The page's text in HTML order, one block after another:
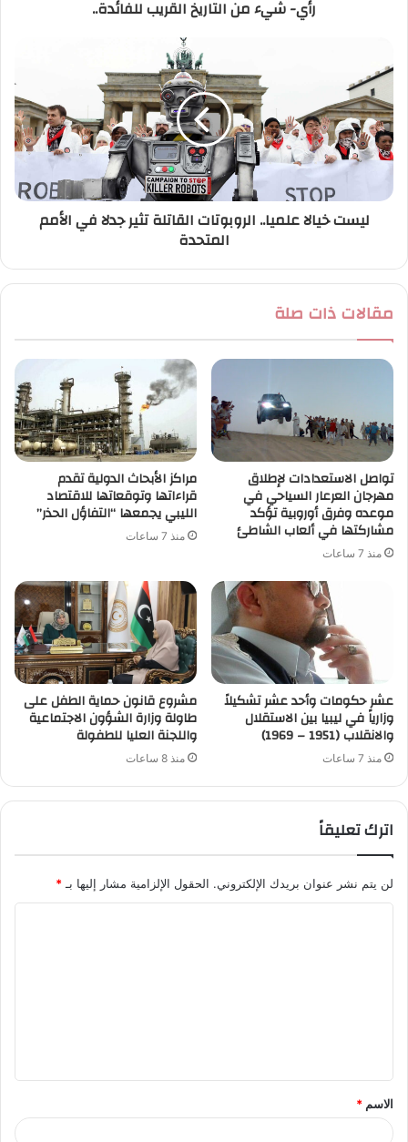
رأي- شيء من التاريخ القريب للفائدة..
ليست خيالا علميا.. الروبوتات القاتلة تثير جدلا في الأمم
المتحدة
مقالات ذات صلة
تواصل الاستعدادات لإطلاق
مهرجان العرعار السياحي في
موعده وفرق أوروبية تؤكد
مشاركتها في ألعاب الشاطئ
منذ 7 ساعات
مراكز الأبحاث الدولية تقدم
قراءاتها وتوقعاتها للاقتصاد
الليبي يجمعها “التفاؤل الحذر”
منذ 7 ساعات
عشر حكومات وأحد عشر تشكيلاً
وزارياً في ليبيا بين الاستقلال
والانقلاب (1951 – 1969)
منذ 7 ساعات
مشروع قانون حماية الطفل على
طاولة وزارة الشؤون الاجتماعية
واللجنة العليا للطفولة
منذ 8 ساعات
اترك تعليقاً
لن يتم نشر عنوان بريدك الإلكتروني. الحقول الإلزامية مشار إليها بـ *
ق
*
الاسم *